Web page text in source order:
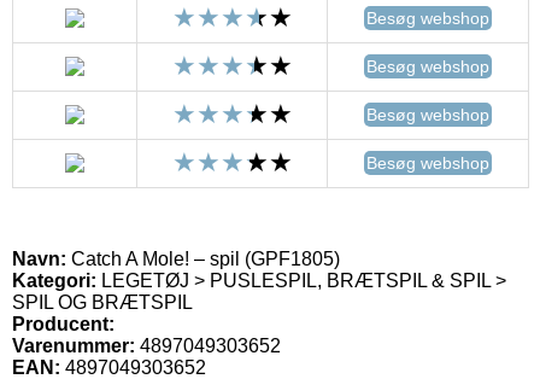
Besøg webshop
Besøg webshop
Besøg webshop
Besøg webshop
Navn: Catch A Mole! – spil (GPF1805)
Kategori: LEGETØJ > PUSLESPIL, BRÆTSPIL & SPIL >
SPIL OG BRÆTSPIL
Producent:
Varenummer: 4897049303652
EAN: 4897049303652